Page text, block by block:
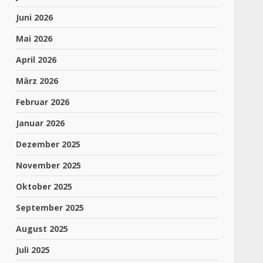
Juni 2026
Mai 2026
April 2026
März 2026
Februar 2026
Januar 2026
Dezember 2025
November 2025
Oktober 2025
September 2025
August 2025
Juli 2025